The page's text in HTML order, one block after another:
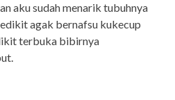
aku sudah menarik tubuhnya
agak bernafsu kukecup
terbuka bibirnya